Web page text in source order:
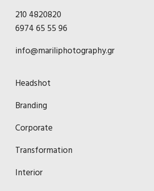
210 4820820
6974 65 55 96
info@mariliphotography.gr
Headshot
Branding
Corporate
Transformation
Interior